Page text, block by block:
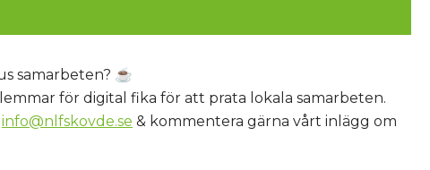
samarbeten? ☕️
för digital fika för att prata lokala samarbeten.
info@nlfskovde.se & kommentera gärna vårt inlägg om